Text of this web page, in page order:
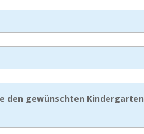
den gewünschten Kindergarten